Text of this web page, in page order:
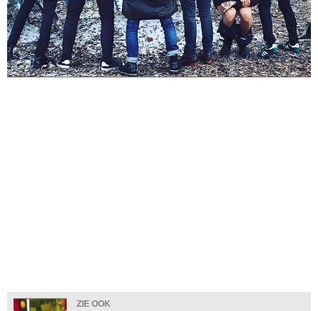
ZIE OOK